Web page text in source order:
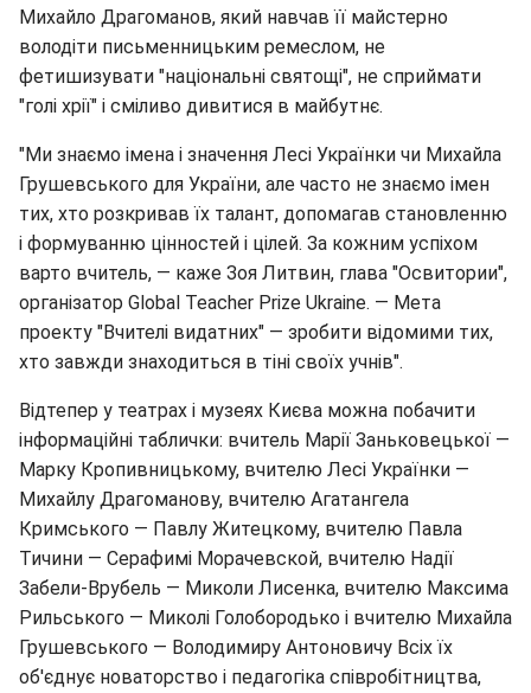
Михайло Драгоманов, який навчав її майстерно
володіти письменницьким ремеслом, не
фетишизувати "національні святощі", не сприймати
"голі хрії" і сміливо дивитися в майбутнє.
"Ми знаємо імена і значення Лесі Українки чи Михайла
Грушевського для України, але часто не знаємо імен
тих, хто розкривав їх талант, допомагав становленню
і формуванню цінностей і цілей. За кожним успіхом
варто вчитель, — каже Зоя Литвин, глава "Освитории",
організатор Global Teacher Prize Ukraine. — Мета
проекту "Вчителі видатних" — зробити відомими тих,
хто завжди знаходиться в тіні своїх учнів".
Відтепер у театрах і музеях Києва можна побачити
інформаційні таблички: вчитель Марії Заньковецької —
Марку Кропивницькому, вчителю Лесі Українки —
Михайлу Драгоманову, вчителю Агатангела
Кримського — Павлу Житецкому, вчителю Павла
Тичини — Серафимі Морачевской, вчителю Надії
Забели-Врубель — Миколи Лисенка, вчителю Максима
Рильського — Миколі Голобородько і вчителю Михайла
Грушевського — Володимиру Антоновичу Всіх їх
об'єднує новаторство і педагогіка співробітництва,